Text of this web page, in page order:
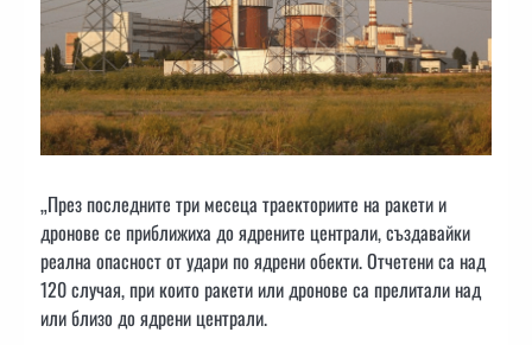
„През последните три месеца траекториите на ракети и
дронове се приближиха до ядрените централи, създавайки
реална опасност от удари по ядрени обекти. Отчетени са над
120 случая, при които ракети или дронове са прелитали над
или близо до ядрени централи.